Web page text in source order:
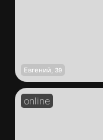
Евгений 39